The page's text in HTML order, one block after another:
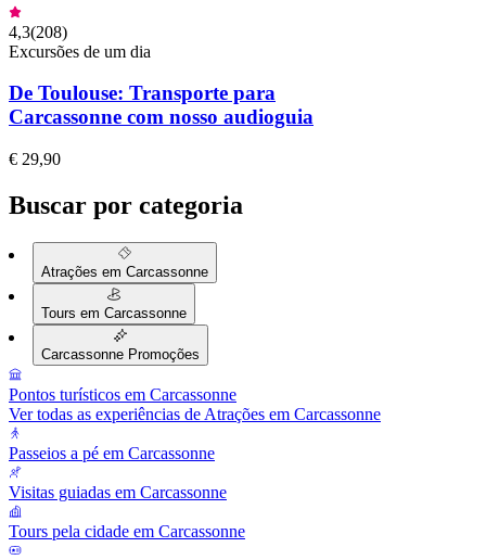
4,3(208)
Excursões de um dia
De Toulouse: Transporte para
Carcassonne com nosso audioguia
€ 29,90
Buscar por categoria
Atrações em Carcassonne
Tours em Carcassonne
Carcassonne Promoções
Pontos turísticos em Carcassonne
Ver todas as experiências de Atrações em Carcassonne
Passeios a pé em Carcassonne
Visitas guiadas em Carcassonne
Tours pela cidade em Carcassonne